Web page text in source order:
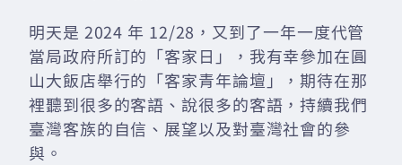
明天是 2024 年 12/28，又到了一年一度代管
當局政府所訂的「客家日」，我有幸參加在圓
山大飯店舉行的「客家青年論壇」，期待在那
裡聽到很多的客語、說很多的客語，持續我們
臺灣客族的自信、展望以及對臺灣社會的參
與。